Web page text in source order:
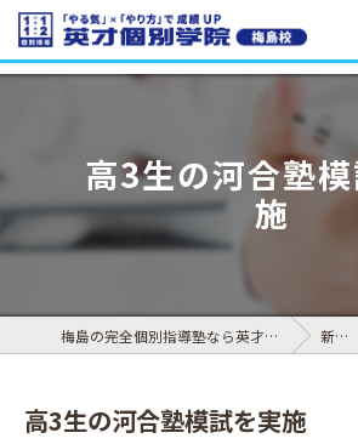
高3生の河合塾
施
梅島の完全個別指導塾なら英才個別学院 梅島校 新着情報
高3生の河合塾模試を実施